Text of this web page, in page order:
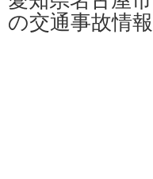
の交通事故情報